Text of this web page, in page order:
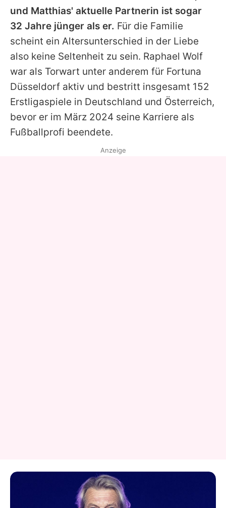
und Matthias' aktuelle Partnerin ist sogar
32 Jahre jünger als er. Für die Familie
scheint ein Altersunterschied in der Liebe
also keine Seltenheit zu sein. Raphael Wolf
war als Torwart unter anderem für Fortuna
Düsseldorf aktiv und bestritt insgesamt 152
Erstligaspiele in Deutschland und Österreich,
bevor er im März 2024 seine Karriere als
Fußballprofi beendete.
Anzeige